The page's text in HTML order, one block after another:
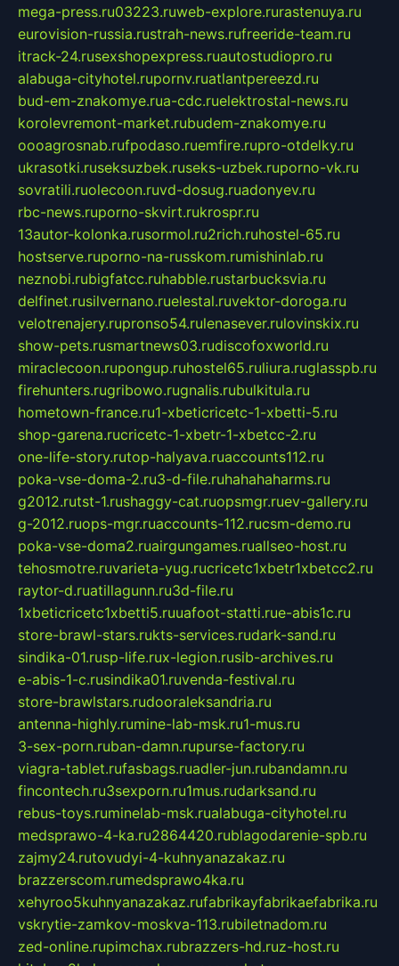
mega-press.ru03223.ruweb-explore.rurastenuya.ru
eurovision-russia.rustrah-news.rufreeride-team.ru
itrack-24.rusexshopexpress.ruautostudiopro.ru
alabuga-cityhotel.rupornv.ruatlantpereezd.ru
bud-em-znakomye.rua-cdc.ruelektrostal-news.ru
korolevremont-market.rubudem-znakomye.ru
oooagrosnab.rufpodaso.ruemfire.rupro-otdelky.ru
ukrasotki.ruseksuzbek.ruseks-uzbek.ruporno-vk.ru
sovratili.ruolecoon.ruvd-dosug.ruadonyev.ru
rbc-news.ruporno-skvirt.rukrospr.ru
13autor-kolonka.rusormol.ru2rich.ruhostel-65.ru
hostserve.ruporno-na-russkom.rumishinlab.ru
neznobi.rubigfatcc.ruhabble.rustarbucksvia.ru
delfinet.rusilvernano.ruelestal.ruvektor-doroga.ru
velotrenajery.rupronso54.rulenasever.rulovinskix.ru
show-pets.rusmartnews03.rudiscofoxworld.ru
miraclecoon.rupongup.ruhostel65.ruliura.ruglasspb.ru
firehunters.rugribowo.rugnalis.rubulkitula.ru
hometown-france.ru1-xbeticricetc-1-xbetti-5.ru
shop-garena.rucricetc-1-xbetr-1-xbetcc-2.ru
one-life-story.rutop-halyava.ruaccounts112.ru
poka-vse-doma-2.ru3-d-file.ruhahahaharms.ru
g2012.rutst-1.rushaggy-cat.ruopsmgr.ruev-gallery.ru
g-2012.ruops-mgr.ruaccounts-112.rucsm-demo.ru
poka-vse-doma2.ruairgungames.ruallseo-host.ru
tehosmotre.ruvarieta-yug.rucricetc1xbetr1xbetcc2.ru
raytor-d.ruatillagunn.ru3d-file.ru
1xbeticricetc1xbetti5.ruuafoot-statti.rue-abis1c.ru
store-brawl-stars.rukts-services.rudark-sand.ru
sindika-01.rusp-life.rux-legion.rusib-archives.ru
e-abis-1-c.rusindika01.ruvenda-festival.ru
store-brawlstars.rudooraleksandria.ru
antenna-highly.rumine-lab-msk.ru1-mus.ru
3-sex-porn.ruban-damn.rupurse-factory.ru
viagra-tablet.rufasbags.ruadler-jun.rubandamn.ru
fincontech.ru3sexporn.ru1mus.rudarksand.ru
rebus-toys.ruminelab-msk.rualabuga-cityhotel.ru
medsprawo-4-ka.ru2864420.rublagodarenie-spb.ru
zajmy24.rutovudyi-4-kuhnyanazakaz.ru
brazzerscom.rumedsprawo4ka.ru
xehyroo5kuhnyanazakaz.rufabrikayfabrikaefabrika.ru
vskrytie-zamkov-moskva-113.rubiletnadom.ru
zed-online.rupimchax.rubrazzers-hd.ruz-host.ru